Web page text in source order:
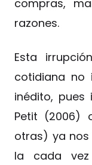
compras,
razones.
Esta
cotidiana no
inédito, pues
Petit (2006)
otras) ya
la cada